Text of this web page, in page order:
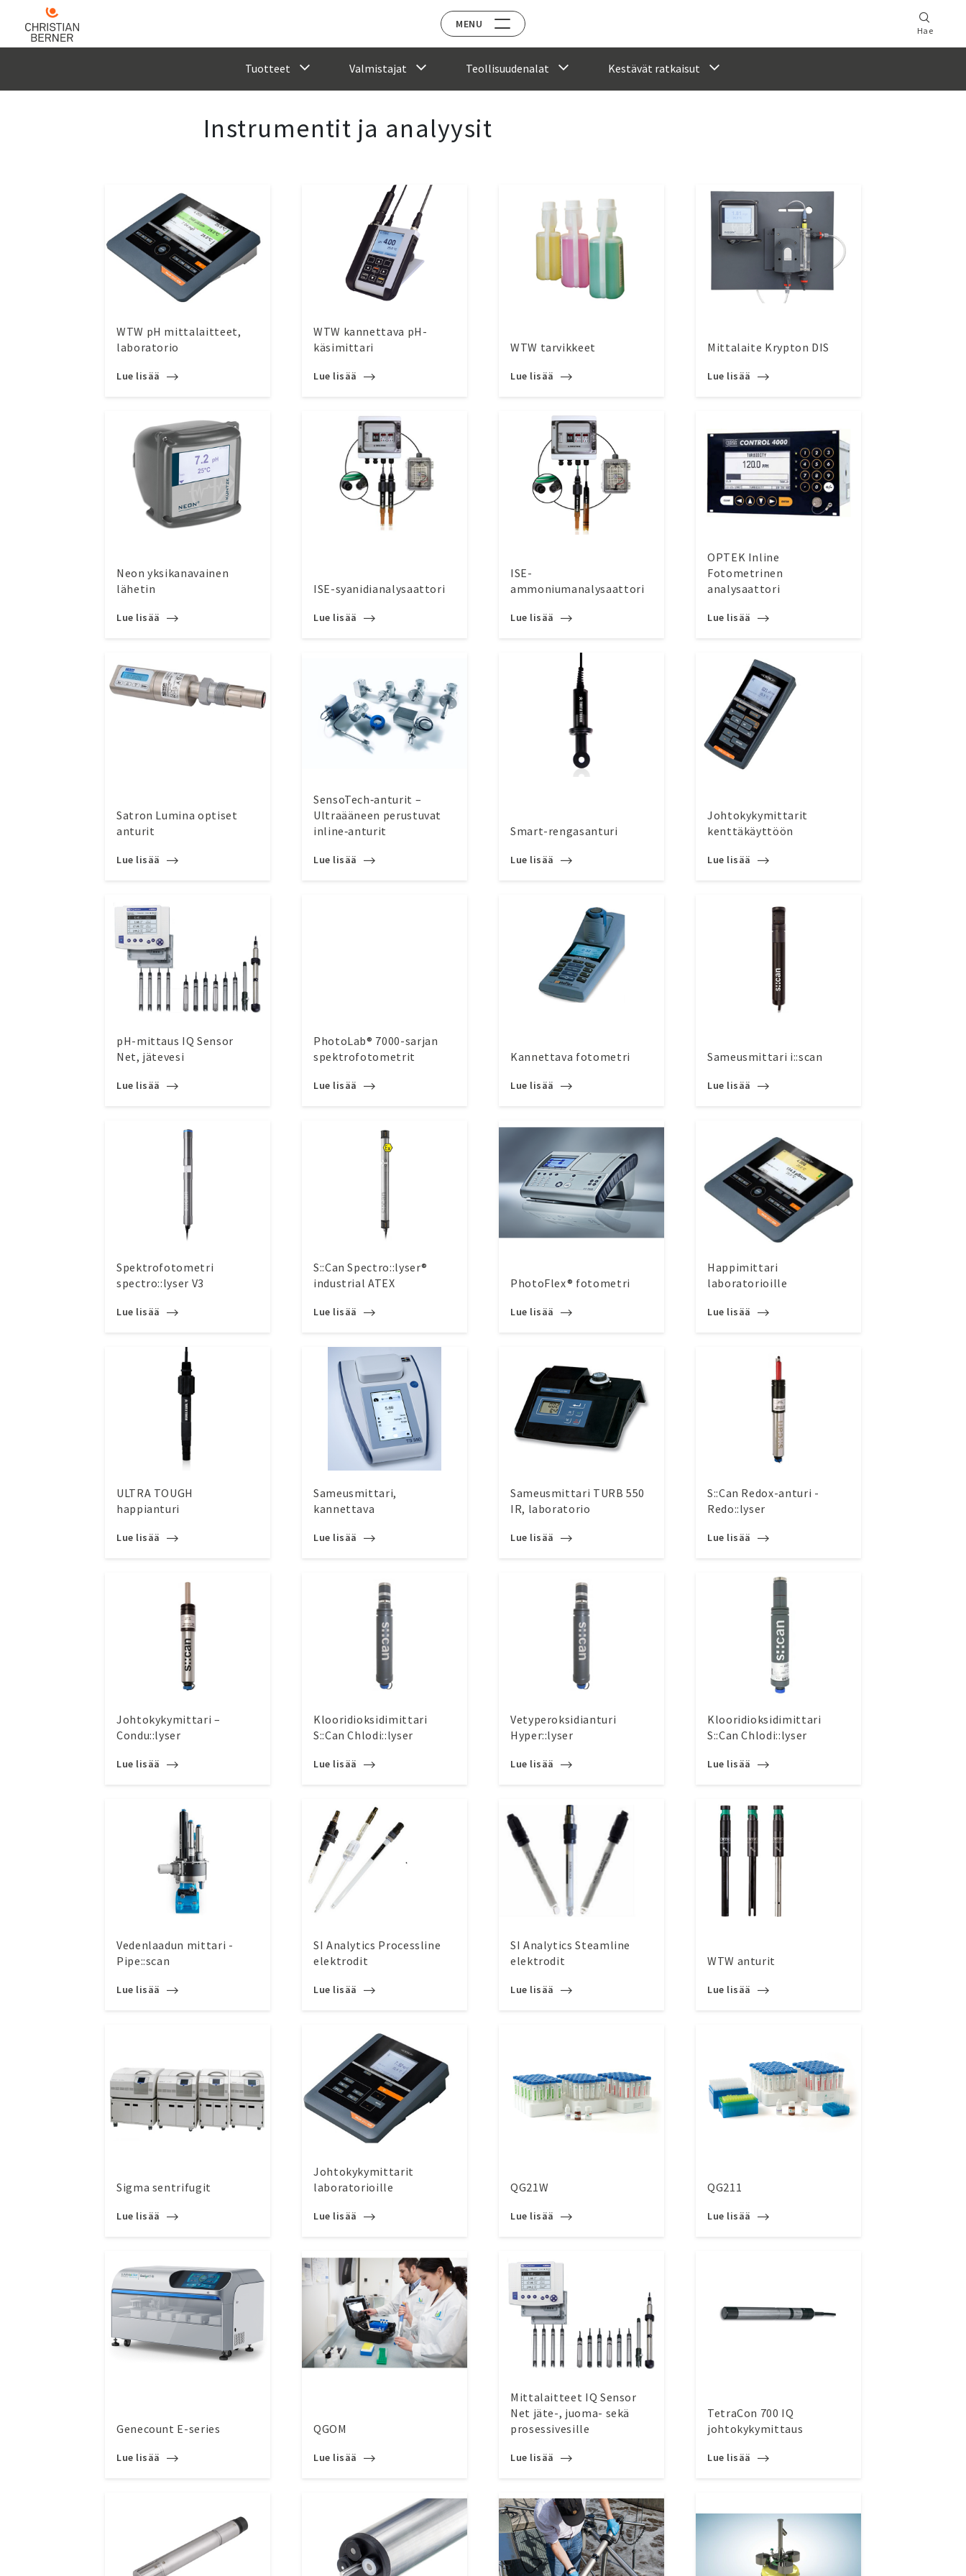
MENU
Hae
Tuotteet Valmistajat Teollisuudenalat Kestävät ratkaisut
Instrumentit ja analyysit
WTW pH mittalaitteet,
laboratorio
Lue lisää
WTW kannettava pH-
käsimittari
Lue lisää
WTW tarvikkeet
Lue lisää
Mittalaite Krypton DIS
Lue lisää
Neon yksikanavainen
lähetin
Lue lisää
ISE-syanidianalysaattori
Lue lisää
ISE-
ammoniumanalysaattori
Lue lisää
OPTEK Inline
Fotometrinen
analysaattori
Lue lisää
Satron Lumina optiset
anturit
Lue lisää
SensoTech‑anturit –
Ultraääneen perustuvat
inline‑anturit
Lue lisää
Smart-rengasanturi
Lue lisää
Johtokykymittarit
kenttäkäyttöön
Lue lisää
pH-mittaus IQ Sensor
Net, jätevesi
Lue lisää
PhotoLab® 7000-sarjan
spektrofotometrit
Lue lisää
Kannettava fotometri
Lue lisää
Sameusmittari i::scan
Lue lisää
Spektrofotometri
spectro::lyser V3
Lue lisää
S::Can Spectro::lyser®
industrial ATEX
Lue lisää
PhotoFlex® fotometri
Lue lisää
Happimittari
laboratorioille
Lue lisää
ULTRA TOUGH
happianturi
Lue lisää
Sameusmittari,
kannettava
Lue lisää
Sameusmittari TURB 550
IR, laboratorio
Lue lisää
S::Can Redox-anturi -
Redo::lyser
Lue lisää
Johtokykymittari –
Condu::lyser
Lue lisää
Klooridioksidimittari
S::Can Chlodi::lyser
Lue lisää
Vetyperoksidianturi
Hyper::lyser
Lue lisää
Klooridioksidimittari
S::Can Chlodi::lyser
Lue lisää
Vedenlaadun mittari -
Pipe::scan
Lue lisää
SI Analytics Processline
elektrodit
Lue lisää
SI Analytics Steamline
elektrodit
Lue lisää
WTW anturit
Lue lisää
Sigma sentrifugit
Lue lisää
Johtokykymittarit
laboratorioille
Lue lisää
QG21W
Lue lisää
QG211
Lue lisää
Genecount E-series
Lue lisää
QGOM
Lue lisää
Mittalaitteet IQ Sensor
Net jäte-, juoma- sekä
prosessivesille
Lue lisää
TetraCon 700 IQ
johtokykymittaus
Lue lisää